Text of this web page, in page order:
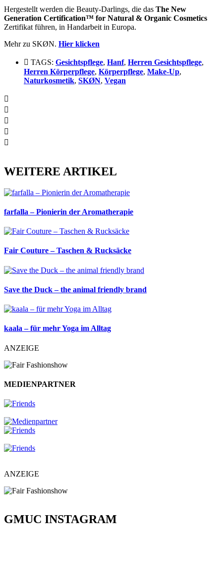
Hergestellt werden die Beauty-Darlings, die das The New
Generation Certification™ for Natural & Organic Cosmetics
Zertifikat führen, in Handarbeit in Europa.
Mehr zu SKØN. Hier klicken
TAGS: Gesichtspflege, Hanf, Herren Gesichtspflege,
Herren Körperpflege, Körperpflege, Make-Up,
Naturkosmetik, SKØN, Vegan
WEITERE ARTIKEL
farfalla – Pionierin der Aromatherapie
Fair Couture – Taschen & Rucksäcke
Save the Duck – the animal friendly brand
kaala – für mehr Yoga im Alltag
ANZEIGE
MEDIENPARTNER
ANZEIGE
GMUC INSTAGRAM